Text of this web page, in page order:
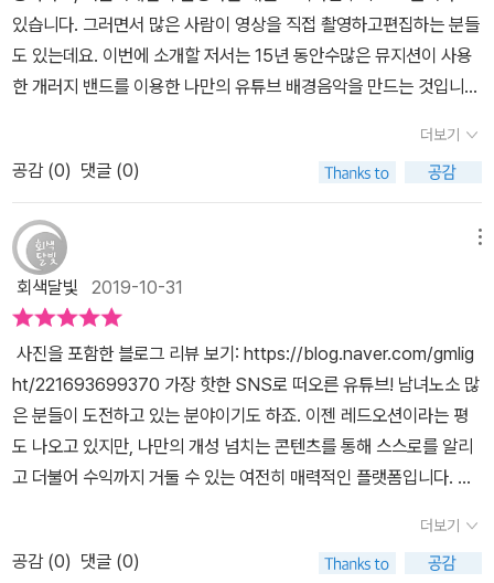
또한 책에서 보여준다.아이패드로 하는 갤러지밴드는 이론과 실습이
같이 있다.음악의 기본적인 요소인 리듬, 음정과 음계, 화음을 실습과
함께 설명한다.리듬은 드럼, 음정과 음계는 키보드, 화음은 베이스와
즐겁다.아이패드 속 개러지밴드는 실제 악기와 무척 가깝다. 드럼을
처음 접한다면 손에 익히기까지 좀 시간이 걸린다. 이 점을 오렌지노
작가님도 잘 알고 익숙해질 때까지 연습을 권한다.단계별로 자세하게
설명하기 때문에 각자 자신의 속도에 맞추어서 가도 괜찮다.마지막에
는 Happy Birthday To You로 믹싱도 한다. 연주~믹싱까지 다 실
습해볼 수 있다.
계실 겁니다.검색으로 찾아 괜찮다 싶어 올렸는데 저작권 문제가 발
생하기도 합니다.저작권 없는 것을 써야 걱정 없이 사용 가능합니다.
저작권을 걱정하지 않으려면 좋은 방법은 무엇일까요?방법은 직접
만들어 쓰면 됩니다.유튜브를 기분 좋게 시작하려면 저작권 알고 하
시길 추천합니다.영상 음악을 만드는 것은 전문가의 손이 필요할 수
해 보는 게 가능합니다.끝으로 배경음악을 만든 후에는 테마송에도
도전해보시길 바랍니다.배경음악보다는 난이도가 높은데요.기본적인
음악 이론과 악기 연주 방법도 알려줍니다.이 책을 통해 음악 소프트
웨어에 대한 기본기를 익힐 수 있습니다.감각이 있는 사람은 금방 만
드는 게 가능할 겁니다.감각이 없더라도 저자의 유튜브 채널은 도움
을 줄 것입니다.저자의 동영상 강의도 있고 커뮤니티도 운영 중인데
요.이 책을 통해 자신의 테마송까지 만들 수 있는 여러분이 되시길 응
원합니다.유튜브 배경음악을 만들고 싶어 하시는 분들에게 이 책을
추천합니다.
있습니다. 그러면서 많은 사람이 영상을 직접 촬영하고편집하는 분들
도 있는데요. 이번에 소개할 저서는 15년 동안수많은 뮤지션이 사용
한 개러지 밴드를 이용한 나만의 유튜브 배경음악을 만드는 것입니
하나의 영상을 만들기 위해서 다양한 부분들을 신경을 써야 하는데
요. 이제는 유튜브 배경음악에서는 저작권걱정 없이 작업 할 수 있는
정보들을 담고 있습니다.저자 오렌지노는 10년 이상 개러지 밴드로
강의와 음악 활동을 하고있으며, 체계적이고 기본기를 탄탄하게 배울
수 있는 내용을 담고 있습니다. 이제는 저작권 Free, 직접 만들어 직
접 사용하는 유튜브 배경음악만들기에 지금 도전해 보세요.우선 작곡
프로그램으로 유료 버전인 Logic Pro X-애플, FL Studio-이미지라
인, Cubase-스테인버그, Pro Tools-아비드이 있으며, 개러지 밴드
무료 버전으로 맥에서사용할 수 있는 가장 좋은 음원편집 프로그램입
니다. 개러지 밴드는 아이패드에서도 활용도가 높아서 아이패드로 나
만의 노래 만들기를 충분히 할 수 있습니다.이 저서는 총 PART 3으
로 되어 있습니다. PART 1 유튜브 영상 편집과 배경음악 그리고 저
작권에서는 영상 편집에 대한 기본적인 이야기와 배경음악 저작권에
관해서 이야기합니다. 영상에서 음악이 왜 중요 하는지, 그리고저작
더보기
공감 (0) 댓글 (0)
회색달빛 2019-10-31
사진을 포함한 블로그 리뷰 보기: https://blog.naver.com/gmlig
ht/221693699370 가장 핫한 SNS로 떠오른 유튜브! 남녀노소 많
은 분들이 도전하고 있는 분야이기도 하죠. 이젠 레드오션이라는 평
도 나오고 있지만, 나만의 개성 넘치는 콘텐츠를 통해 스스로를 알리
고 더불어 수익까지 거둘 수 있는 여전히 매력적인 플랫폼입니다. 초
제작에 많은 관심을 보이더라고요.모든 콘텐츠가 그러하지만, 영상
콘텐츠를 제작할 때 더욱 저작권에서 자유롭지 못합니다. 종종 서체
더보기
공감 (0) 댓글 (0)